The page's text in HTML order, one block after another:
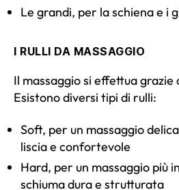
Le grandi, per la schiena e i
I RULLI DA MASSAGGIO
Il massaggio si effettua grazie
Esistono diversi tipi di rulli:
Soft, per un massaggio
liscia e confortevole
Hard, per un massaggio più
schiuma dura e strutturata